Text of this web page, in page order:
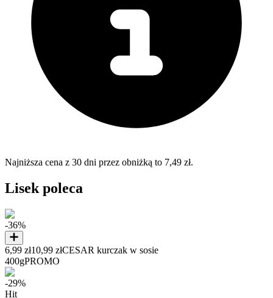
Najniższa cena z 30 dni przez obniżką to 7,49 zł.
Lisek poleca
-36%
6,99 zł10,99 złCESAR kurczak w sosie
400gPROMO
-29%
Hit